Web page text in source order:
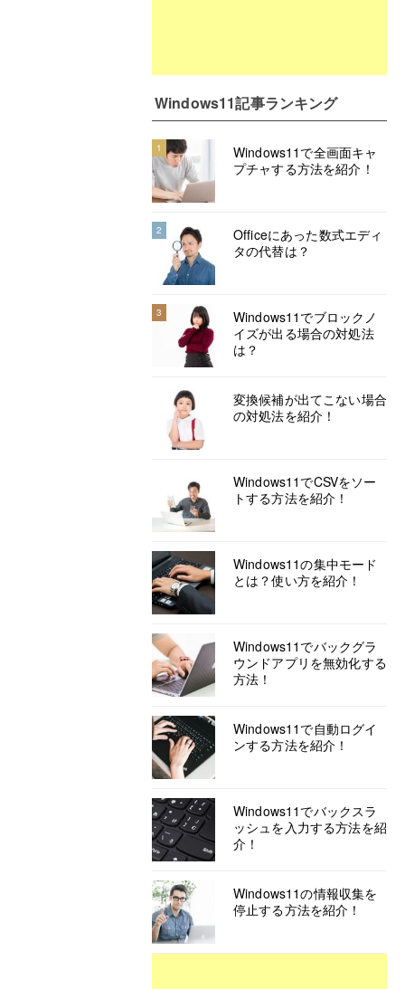
Windows11記事ランキング
1
Windows11で全画面キャ
プチャする方法を紹介！
2
Officeにあった数式エディ
タの代替は？
3
Windows11でブロックノ
イズが出る場合の対処法
は？
変換候補が出てこない場合
の対処法を紹介！
Windows11でCSVをソー
トする方法を紹介！
Windows11の集中モード
とは？使い方を紹介！
Windows11でバックグラ
ウンドアプリを無効化する
方法！
Windows11で自動ログイ
ンする方法を紹介！
Windows11でバックスラ
ッシュを入力する方法を紹
介！
Windows11の情報収集を
停止する方法を紹介！